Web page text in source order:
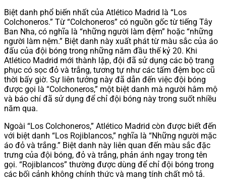
Biệt danh phổ biến nhất của Atlético Madrid là “Los
Colchoneros.” Từ “Colchoneros” có nguồn gốc từ tiếng Tây
Ban Nha, có nghĩa là “những người làm đệm” hoặc “những
người làm nệm.” Biệt danh này xuất phát từ màu sắc của áo
đấu của đội bóng trong những năm đầu thế kỷ 20. Khi
Atlético Madrid mới thành lập, đội đã sử dụng các bộ trang
phục có sọc đỏ và trắng, tương tự như các tấm đệm bọc cũ
thời bấy giờ. Sự liên tưởng này đã dẫn đến việc đội bóng
được gọi là “Colchoneros,” một biệt danh mà người hâm mộ
và báo chí đã sử dụng để chỉ đội bóng này trong suốt nhiều
năm qua.
Ngoài “Los Colchoneros,” Atlético Madrid còn được biết đến
với biệt danh “Los Rojiblancos,” nghĩa là “Những người mặc
áo đỏ và trắng.” Biệt danh này liên quan đến màu sắc đặc
trưng của đội bóng, đỏ và trắng, phản ánh ngay trong tên
gọi. “Rojiblancos” thường được dùng để chỉ đội bóng trong
các bối cảnh không chính thức và mang tính chất mô tả.